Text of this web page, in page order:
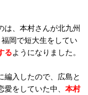
は、本村さんが北九州
岡で短大生をしてい
るようになりました。
編入したので、広島と
をしていた中、 本村